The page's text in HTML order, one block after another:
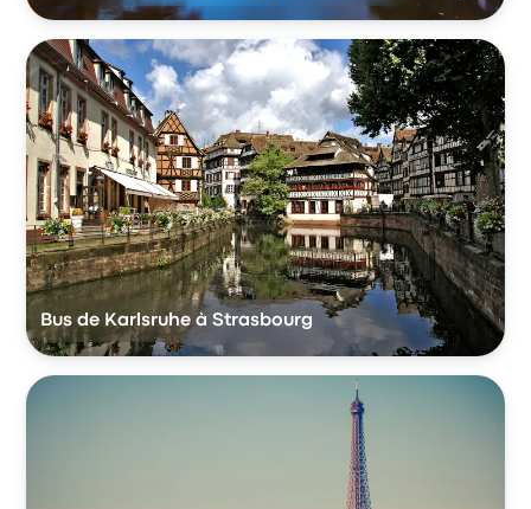
Bus de Karlsruhe à Strasbourg